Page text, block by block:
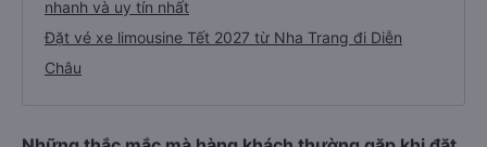
nhanh và uy tín nhất
Đặt vé xe limousine Tết 2027 từ Nha Trang đi Diễn
Châu